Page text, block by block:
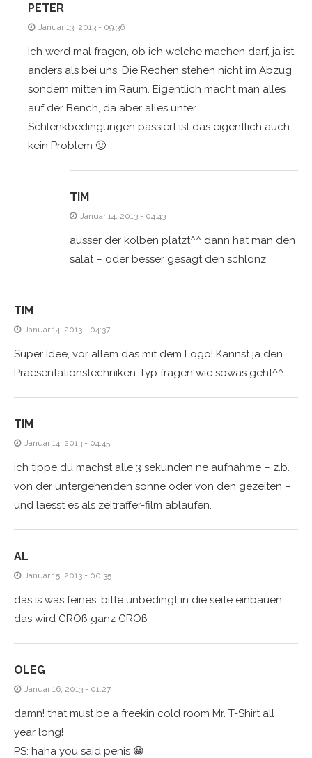
PETER
Januar 13, 2013 - 09:36
Ich werd mal fragen, ob ich welche machen darf, ja ist
anders als bei uns. Die Rechen stehen nicht im Abzug
sondern mitten im Raum. Eigentlich macht man alles
auf der Bench, da aber alles unter
Schlenkbedingungen passiert ist das eigentlich auch
kein Problem 🙂
TIM
Januar 14, 2013 - 04:43
ausser der kolben platzt^^ dann hat man den
salat – oder besser gesagt den schlonz
TIM
Januar 14, 2013 - 04:37
Super Idee, vor allem das mit dem Logo! Kannst ja den
Praesentationstechniken-Typ fragen wie sowas geht^^
TIM
Januar 14, 2013 - 04:45
ich tippe du machst alle 3 sekunden ne aufnahme – z.b.
von der untergehenden sonne oder von den gezeiten –
und laesst es als zeitraffer-film ablaufen.
AL
Januar 15, 2013 - 00:35
das is was feines, bitte unbedingt in die seite einbauen.
das wird GROß ganz GROß
OLEG
Januar 16, 2013 - 01:27
damn! that must be a freekin cold room Mr. T-Shirt all
year long!
PS: haha you said penis 😀